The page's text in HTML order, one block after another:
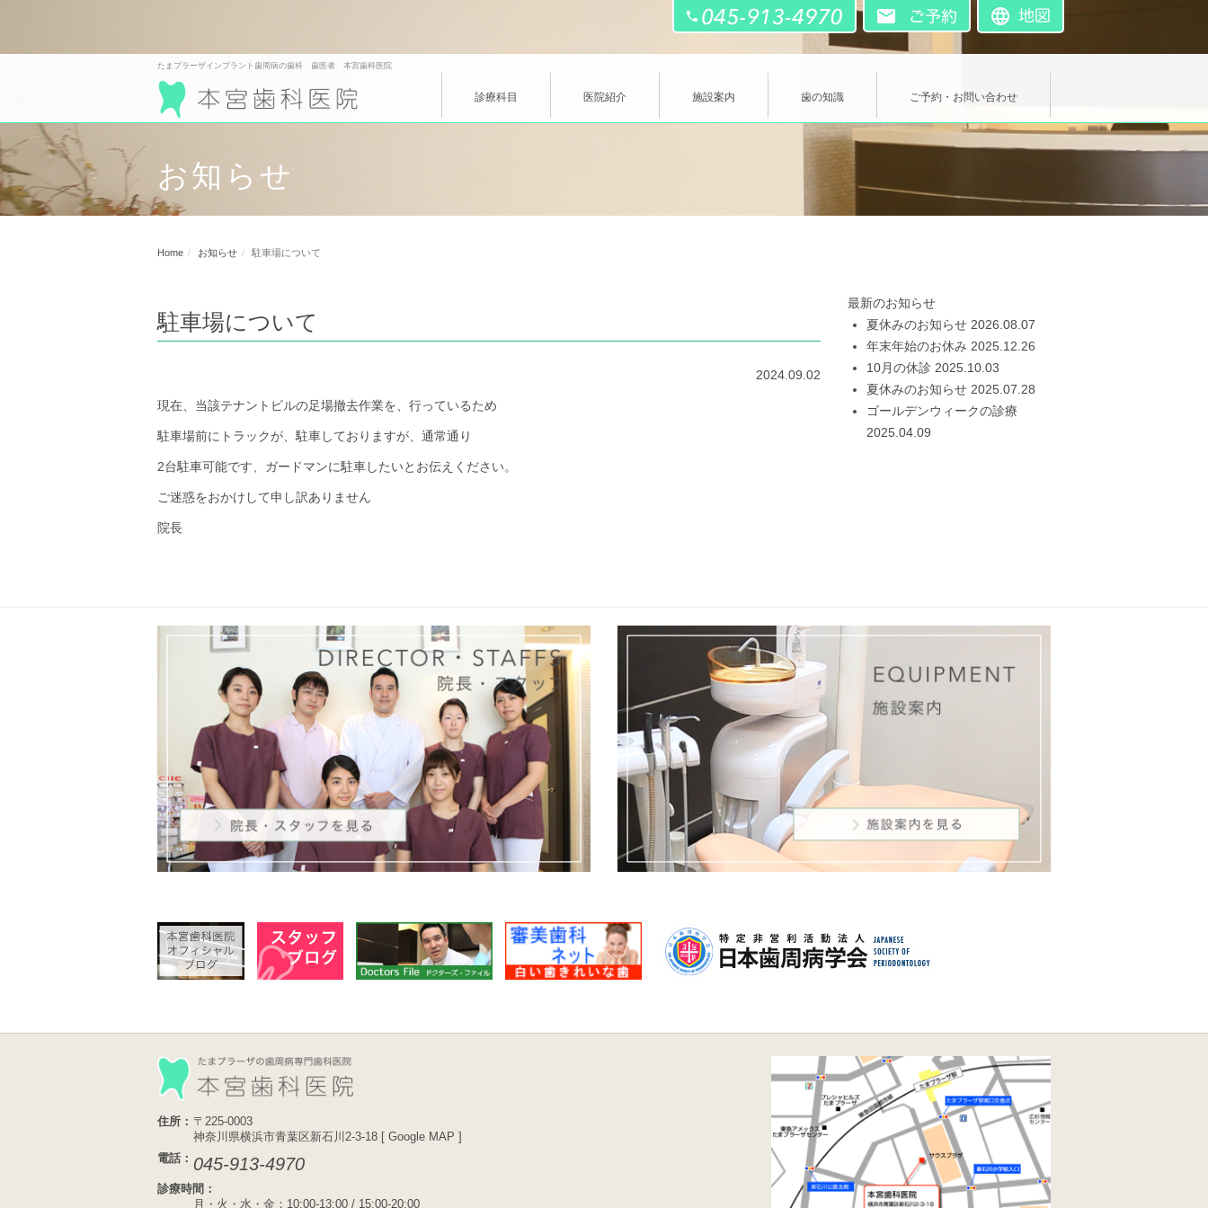
たまプラーザインプラント歯周病の歯科 歯医者 本宮歯科医院
診療科目 医院紹介 施設案内 歯の知識 ご予約・お問い合わせ
お知らせ
Home お知らせ 駐車場について
駐車場について
2024.09.02
現在、当該テナントビルの足場撤去作業を、行っているため
駐車場前にトラックが、駐車しておりますが、通常通り
2台駐車可能です、ガードマンに駐車したいとお伝えください。
ご迷惑をおかけして申し訳ありません
院長
最新のお知らせ
夏休みのお知らせ 2026.08.07
年末年始のお休み 2025.12.26
10月の休診 2025.10.03
夏休みのお知らせ 2025.07.28
ゴールデンウィークの診療
2025.04.09
住所： 〒225-0003
神奈川県横浜市青葉区新石川2-3-18 [ Google MAP
電話： 045-913-4970
診療時間：
月・火・水・金：10:00-13:00 / 15:00-20:00